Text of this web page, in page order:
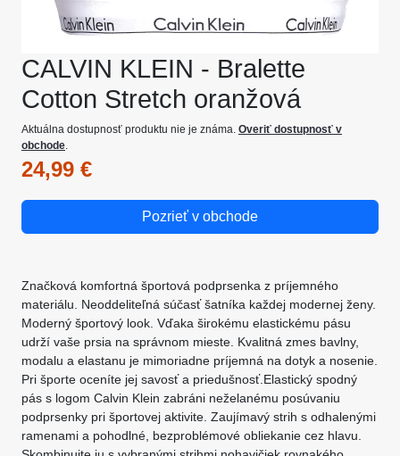
CALVIN KLEIN - Bralette
Cotton Stretch oranžová
Aktuálna dostupnosť produktu nie je známa. Overiť dostupnosť v
obchode.
24,99 €
Pozrieť v obchode
Značková komfortná športová podprsenka z príjemného
materiálu. Neoddeliteľná súčasť šatníka každej modernej ženy.
Moderný športový look. Vďaka širokému elastickému pásu
udrží vaše prsia na správnom mieste. Kvalitná zmes bavlny,
modalu a elastanu je mimoriadne príjemná na dotyk a nosenie.
Pri športe oceníte jej savosť a priedušnosť.Elastický spodný
pás s logom Calvin Klein zabráni neželanému posúvaniu
podprsenky pri športovej aktivite. Zaujímavý strih s odhalenými
ramenami a pohodlné, bezproblémové obliekanie cez hlavu.